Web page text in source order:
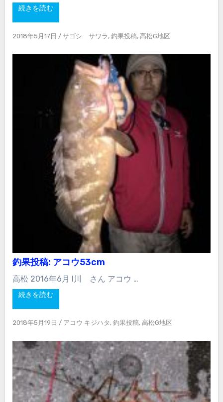
続きを読む
2018年5月17日 / サゴシ サワラ , 釣果投稿, 高松G地区
釣果投稿: アコウ53cm
高松 2016年6月 I川 さん アコウ …
続きを読む
2018年5月19日 / アコウ キジハタ , 釣果投稿, 高松G地区